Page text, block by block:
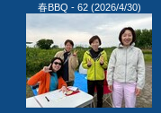
春BBQ - 62(2026/4/30)